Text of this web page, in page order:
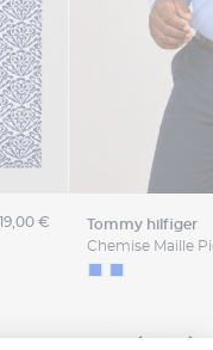
119,00 € tommy hilfiger